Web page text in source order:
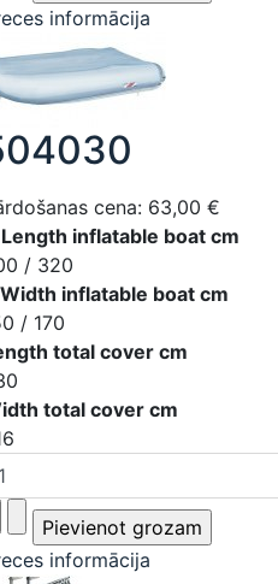
informācija
cena: 63,00 €
inflatable boat cm
/ 320
inflatable boat cm
/ 170
total cover cm
total cover cm
informācija